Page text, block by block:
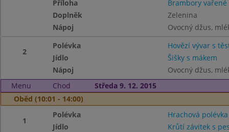
Příloha
Brambory vařené
Doplněk
Zelenina
Nápoj
Ovocný džus,
2
Polévka
Hovězí vývar s
Jídlo
Šišky s mákem
Nápoj
Ovocný džus,
Menu
Chod
Středa 9. 12. 2015
Oběd (10:01 - 14:00)
1
Polévka
Hrachová polévka
Jídlo
Krůtí závitek s